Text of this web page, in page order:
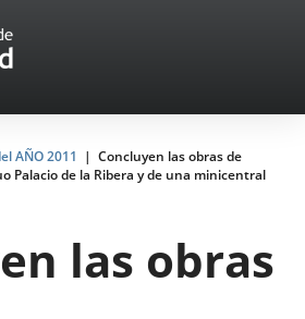
AÑO 2011
Concluyen las obras de
Palacio de la Ribera y de una minicentral
las obras